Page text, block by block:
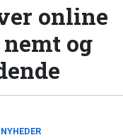
online
og
NYHEDER